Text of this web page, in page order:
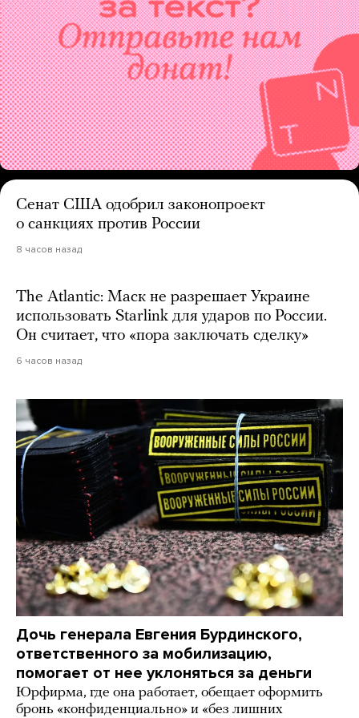
Сенат США одобрил законопроект
о санкциях против России
8 часов назад
The Atlantic: Маск не разрешает Украине
использовать Starlink для ударов по России.
Он считает, что «пора заключать сделку»
6 часов назад
Дочь генерала Евгения Бурдинского,
ответственного за мобилизацию,
помогает от нее уклоняться за деньги
Юрфирма, где она работает, обещает оформить
бронь «конфиденциально» и «без лишних